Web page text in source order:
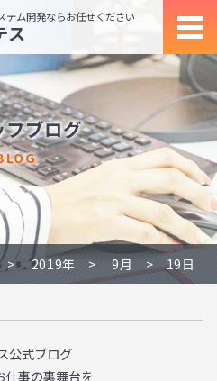
テム開発ならお任せください
ス
フブログ
2019年 9月 19日
公式ブログ
事の裏舞台を